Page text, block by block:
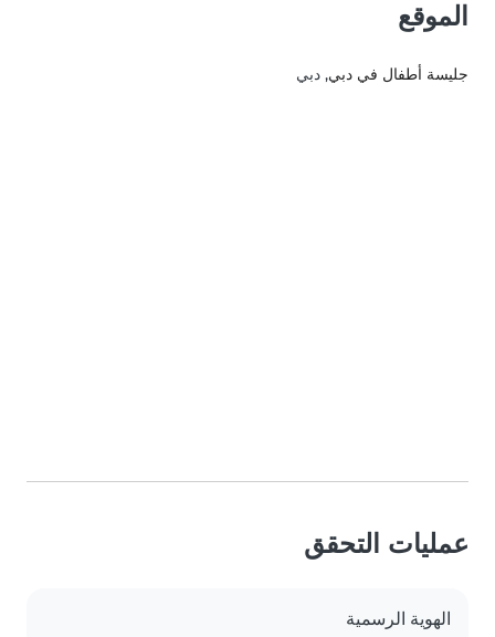
الموقع
جليسة أطفال في دبي, دبي
عمليات التحقق
الهوية الرسمية